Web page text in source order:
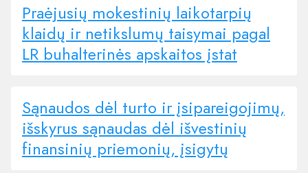
Praėjusių mokestinių laikotarpių
klaidų ir netikslumų taisymai pagal
LR buhalterinės apskaitos įstat
Sąnaudos dėl turto ir įsipareigojimų,
išskyrus sąnaudas dėl išvestinių
finansinių priemonių, įsigytų